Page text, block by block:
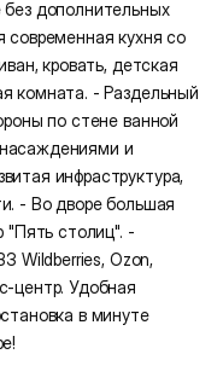
дополнительных
современная кухня со
кровать, детская
комната. - Раздельный
по стене ванной
и
инфраструктура,
- Во дворе большая
"Пять столиц". -
Wildbеrriеs, Оzоn,
центр. Удобная
в минуте